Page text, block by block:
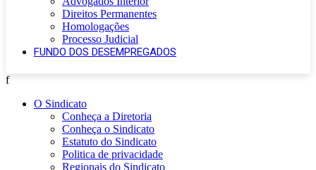
Direitos Permanentes
Homologações
Processo Judicial
FUNDO DOS DESEMPREGADOS
f
O Sindicato
Conheça a Diretoria
Conheça o Sindicato
Estatuto do Sindicato
Politica de privacidade
Regionais do Sindicato